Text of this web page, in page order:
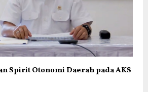
Spirit Otonomi Daerah pada AKS